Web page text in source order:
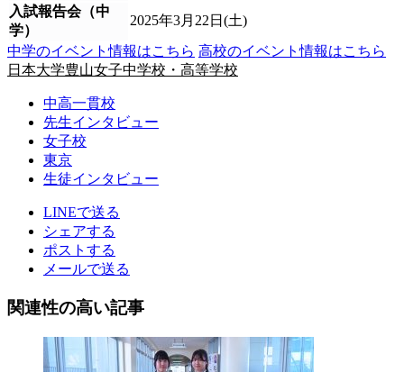
入試報告会（中
学）
2025年3月22日(土)
中学のイベント情報はこちら 高校のイベント情報はこちら
日本大学豊山女子中学校・高等学校
中高一貫校
先生インタビュー
女子校
東京
生徒インタビュー
LINEで送る
シェアする
ポストする
メールで送る
関連性の高い記事